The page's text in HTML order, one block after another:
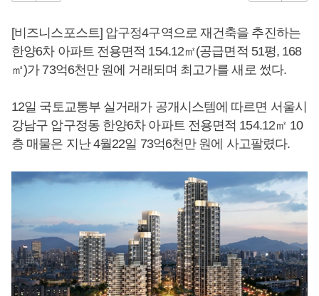
[비즈니스포스트] 압구정4구역으로 재건축을 추진하는
한양6차 아파트 전용면적 154.12㎡(공급면적 51평, 168
㎡)가 73억6천만 원에 거래되며 최고가를 새로 썼다.
12일 국토교통부 실거래가 공개시스템에 따르면 서울시
강남구 압구정동 한양6차 아파트 전용면적 154.12㎡ 10
층 매물은 지난 4월22일 73억6천만 원에 사고팔렸다.